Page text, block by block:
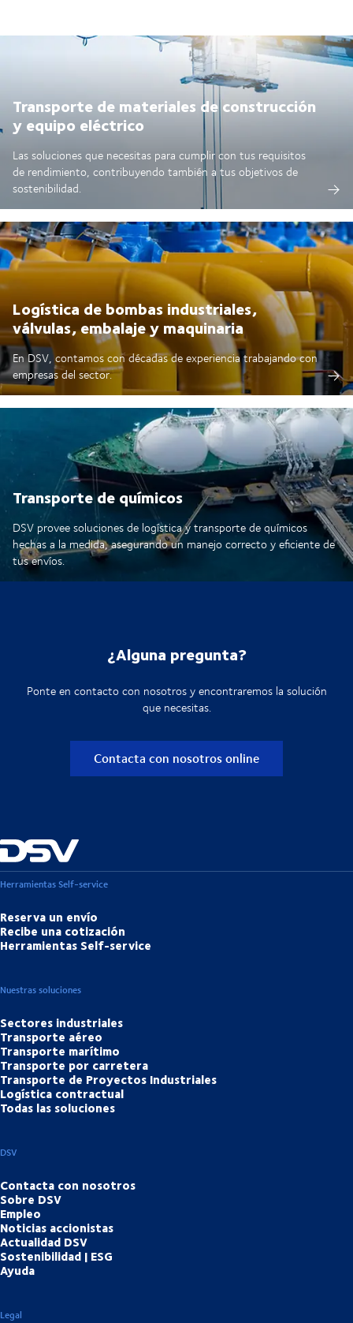
Transporte de materiales de construcción
y equipo eléctrico
Las soluciones que necesitas para cumplir con tus requisitos
de rendimiento, contribuyendo también a tus objetivos de
sostenibilidad.
Logística de bombas industriales,
válvulas, embalaje y maquinaria
En DSV, contamos con décadas de experiencia trabajando con
empresas del sector.
Transporte de químicos
DSV provee soluciones de logística y transporte de químicos
hechas a la medida, asegurando un manejo correcto y eficiente de
tus envíos.
¿Alguna pregunta?
Ponte en contacto con nosotros y encontraremos la solución
que necesitas.
Contacta con nosotros online
Herramientas Self-service
Reserva un envío
Recibe una cotización
Herramientas Self-service
Nuestras soluciones
Sectores industriales
Transporte aéreo
Transporte marítimo
Transporte por carretera
Transporte de Proyectos Industriales
Logística contractual
Todas las soluciones
DSV
Contacta con nosotros
Sobre DSV
Empleo
Noticias accionistas
Actualidad DSV
Sostenibilidad | ESG
Ayuda
Legal